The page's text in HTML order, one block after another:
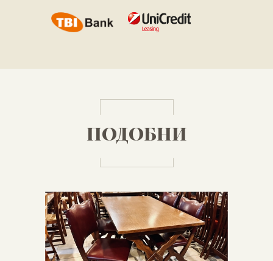
ПОДОБНИ
ПРОДУКТИ